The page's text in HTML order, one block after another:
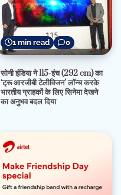
1 min read 0
सोनी इंडिया ने 115-इंच (292 cm) का
‘ट्रू आरजीबी टेलीविजन’ लॉन्च करके
भारतीय ग्राहकों के लिए सिनेमा देखने
का अनुभव बदल दिया